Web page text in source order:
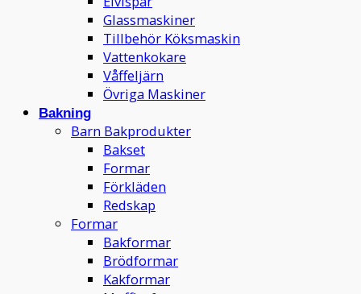
Glassmaskiner
Tillbehör Köksmaskin
Vattenkokare
Våffeljärn
Övriga Maskiner
Bakning
Barn Bakprodukter
Bakset
Formar
Förkläden
Redskap
Formar
Bakformar
Brödformar
Kakformar